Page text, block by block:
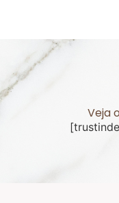
Veja